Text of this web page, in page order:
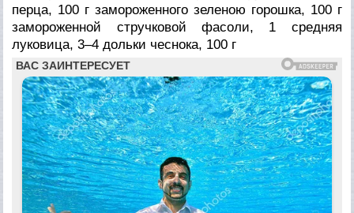
перца, 100 г замороженного зеленою горошка, 100 г
замороженной стручковой фасоли, 1 средняя
луковица, 3–4 дольки чеснока, 100 г